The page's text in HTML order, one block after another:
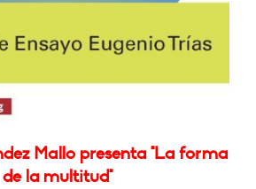
Mallo presenta "La forma
de la multitud"